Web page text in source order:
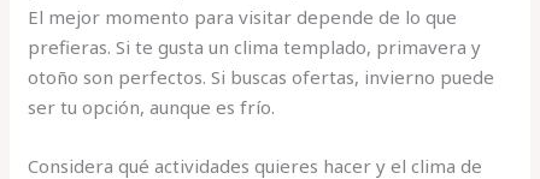
El mejor momento para visitar depende de lo que
prefieras. Si te gusta un clima templado, primavera y
otoño son perfectos. Si buscas ofertas, invierno puede
ser tu opción, aunque es frío.
Considera qué actividades quieres hacer y el clima de